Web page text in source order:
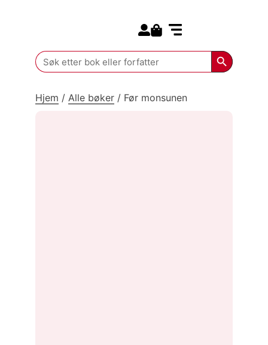
Search
for:
Search
Hjem / Alle bøker / Før monsunen